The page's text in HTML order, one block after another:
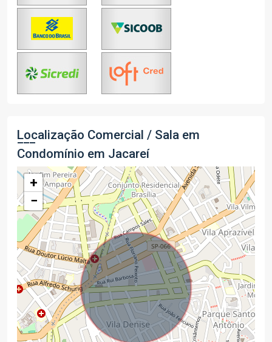
Localização Comercial / Sala em
Condomínio em Jacareí
+
−